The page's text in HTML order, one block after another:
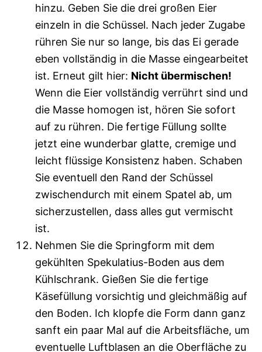
hinzu. Geben Sie die drei großen Eier
einzeln in die Schüssel. Nach jeder Zugabe
rühren Sie nur so lange, bis das Ei gerade
eben vollständig in die Masse eingearbeitet
ist. Erneut gilt hier: Nicht übermischen!
Wenn die Eier vollständig verrührt sind und
die Masse homogen ist, hören Sie sofort
auf zu rühren. Die fertige Füllung sollte
jetzt eine wunderbar glatte, cremige und
leicht flüssige Konsistenz haben. Schaben
Sie eventuell den Rand der Schüssel
zwischendurch mit einem Spatel ab, um
sicherzustellen, dass alles gut vermischt
ist.
Nehmen Sie die Springform mit dem
gekühlten Spekulatius-Boden aus dem
Kühlschrank. Gießen Sie die fertige
Käsefüllung vorsichtig und gleichmäßig auf
den Boden. Ich klopfe die Form dann ganz
sanft ein paar Mal auf die Arbeitsfläche, um
eventuelle Luftblasen an die Oberfläche zu